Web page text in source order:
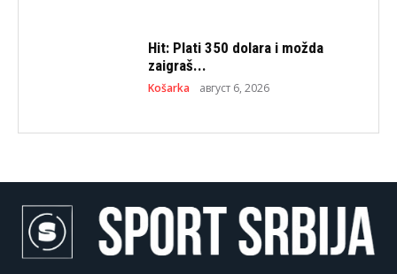
Hit: Plati 350 dolara i možda
zaigraš...
Košarka август 6, 2026